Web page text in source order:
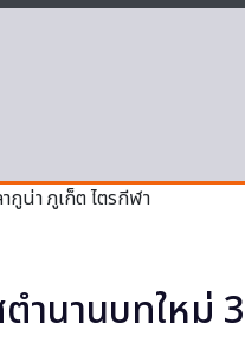
ำนานบทใหม่